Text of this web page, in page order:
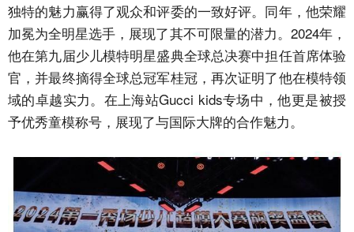
独特的魅力赢得了观众和评委的一致好评。同年，他荣耀
加冕为全明星选手，展现了其不可限量的潜力。2024年，
他在第九届少儿模特明星盛典全球总决赛中担任首席体验
官，并最终摘得全球总冠军桂冠，再次证明了他在模特领
域的卓越实力。在上海站Gucci kids专场中，他更是被授
予优秀童模称号，展现了与国际大牌的合作魅力。